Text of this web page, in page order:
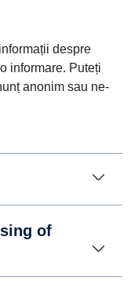
despre
informare. Puteți
anonim sau ne-
of